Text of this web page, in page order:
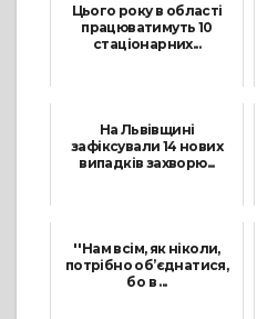
Цього року в області
працюватимуть 10
стаціонарних...
На Львівщині
зафіксували 14 нових
випадків захворю...
''Нам всім, як ніколи,
потрібно об’єднатися,
бо в ...